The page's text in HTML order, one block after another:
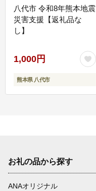
八代市 令和8年熊本地震
災害支援【返礼品な
し】
1,000円
熊本県 八代市
お礼の品から探す
ANAオリジナル